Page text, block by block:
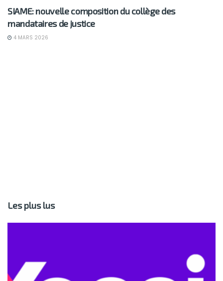
SIAME: nouvelle composition du collège des
mandataires de justice
4 MARS 2026
Les plus lus